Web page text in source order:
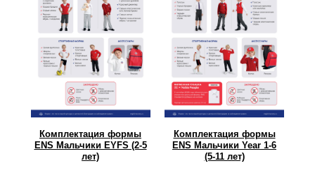
Комплектация формы
ENS Мальчики Year 1-6
(5-11 лет)
Комплектация формы
ENS Мальчики EYFS (2-5
лет)